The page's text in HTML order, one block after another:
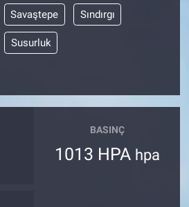
Savaştepe Sındırgı
Susurluk
BASINÇ
1013 HPA hpa